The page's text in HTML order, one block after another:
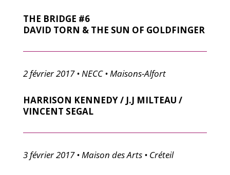
THE BRIDGE #6
DAVID TORN & THE SUN OF GOLDFINGER
2 février 2017 • NECC • Maisons-Alfort
HARRISON KENNEDY / J.J MILTEAU /
VINCENT SEGAL
3 février 2017 • Maison des Arts • Créteil